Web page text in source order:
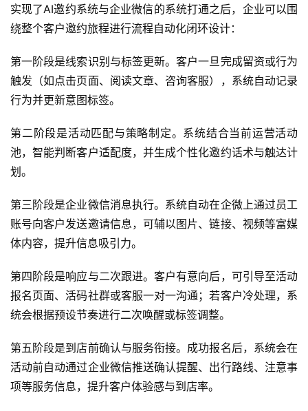
实现了AI邀约系统与企业微信的系统打通之后，企业可以围
绕整个客户邀约旅程进行流程自动化闭环设计：
第一阶段是线索识别与标签更新。客户一旦完成留资或行为
触发（如点击页面、阅读文章、咨询客服），系统自动记录
行为并更新意图标签。
第二阶段是活动匹配与策略制定。系统结合当前运营活动
池，智能判断客户适配度，并生成个性化邀约话术与触达计
划。
第三阶段是企业微信消息执行。系统自动在企微上通过员工
账号向客户发送邀请信息，可辅以图片、链接、视频等富媒
体内容，提升信息吸引力。
第四阶段是响应与二次跟进。客户有意向后，可引导至活动
报名页面、活码社群或客服一对一沟通；若客户冷处理，系
统会根据预设节奏进行二次唤醒或标签调整。
第五阶段是到店前确认与服务衔接。成功报名后，系统会在
活动前自动通过企业微信推送确认提醒、出行路线、注意事
项等服务信息，提升客户体验感与到店率。